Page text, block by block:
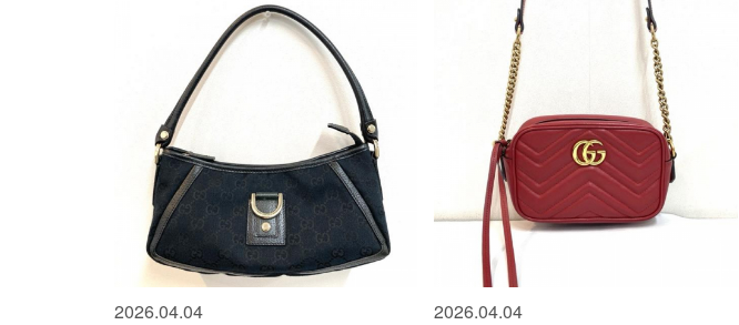
2026.04.04 2026.04.04